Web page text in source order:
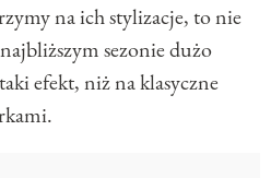
na ich stylizacje, to nie
sezonie dużo
efekt, niż na klasyczne